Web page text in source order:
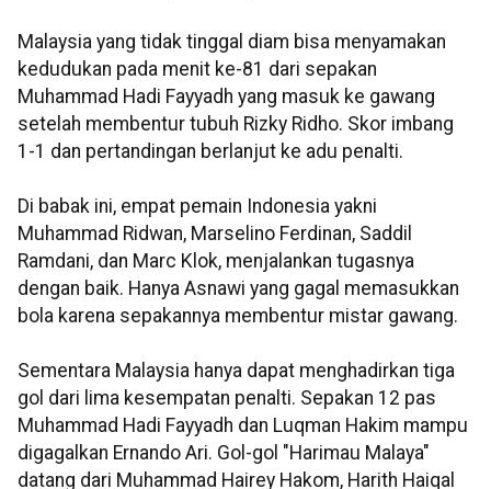
Malaysia yang tidak tinggal diam bisa menyamakan
kedudukan pada menit ke-81 dari sepakan
Muhammad Hadi Fayyadh yang masuk ke gawang
setelah membentur tubuh Rizky Ridho. Skor imbang
1-1 dan pertandingan berlanjut ke adu penalti.
Di babak ini, empat pemain Indonesia yakni
Muhammad Ridwan, Marselino Ferdinan, Saddil
Ramdani, dan Marc Klok, menjalankan tugasnya
dengan baik. Hanya Asnawi yang gagal memasukkan
bola karena sepakannya membentur mistar gawang.
Sementara Malaysia hanya dapat menghadirkan tiga
gol dari lima kesempatan penalti. Sepakan 12 pas
Muhammad Hadi Fayyadh dan Luqman Hakim mampu
digagalkan Ernando Ari. Gol-gol "Harimau Malaya"
datang dari Muhammad Hairey Hakom, Harith Haiqal